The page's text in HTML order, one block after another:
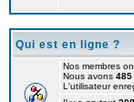
Qui est en ligne ?
Nos membres
Nous avons 485
L'utilisateur